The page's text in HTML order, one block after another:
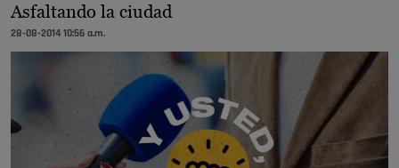
Asfaltando la ciudad
28-08-2014 10:56 a.m.